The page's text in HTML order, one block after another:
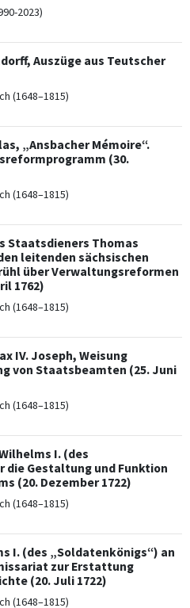
2023)
Auszüge aus Teutscher
(1648–1815)
„Ansbacher Mémoire“.
(30.
(1648–1815)
Staatsdieners Thomas
leitenden sächsischen
über Verwaltungsreformen
1762)
(1648–1815)
IV. Joseph, Weisung
von Staatsbeamten (25. Juni
(1648–1815)
I. (des
die Gestaltung und Funktion
(20. Dezember 1722)
(1648–1815)
I. (des „Soldatenkönigs“) an
zur Erstattung
(20. Juli 1722)
(1648–1815)